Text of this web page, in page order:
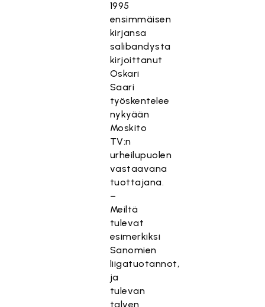
1995
ensimmäisen
kirjansa
salibandysta
kirjoittanut
Oskari
Saari
työskentelee
nykyään
Moskito
TV:n
urheilupuolen
vastaavana
tuottajana.
–
Meiltä
tulevat
esimerkiksi
Sanomien
liigatuotannot,
ja
tulevan
talven